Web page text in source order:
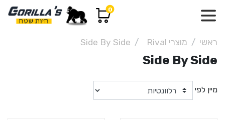
0
ראשי מוצרי Rival Side By Side
Side By Side
מיין לפי